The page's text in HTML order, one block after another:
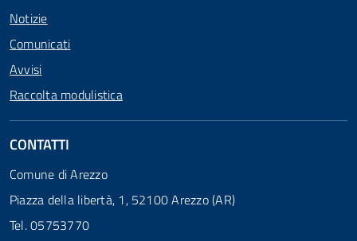
Notizie
Comunicati
Avvisi
Raccolta modulistica
CONTATTI
Comune di Arezzo
Piazza della libertà, 1, 52100 Arezzo (AR)
Tel. 05753770